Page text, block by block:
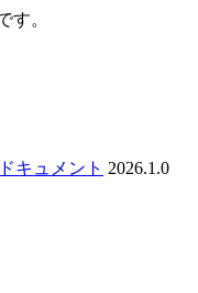
す。
キュメント 2026.1.0